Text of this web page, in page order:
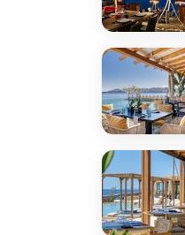
undefined
undefined